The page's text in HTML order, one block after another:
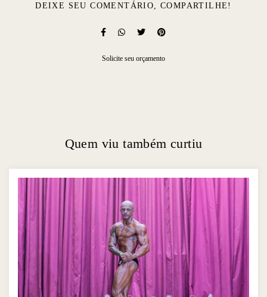
DEIXE SEU COMENTÁRIO, COMPARTILHE!
Solicite seu orçamento
Quem viu também curtiu